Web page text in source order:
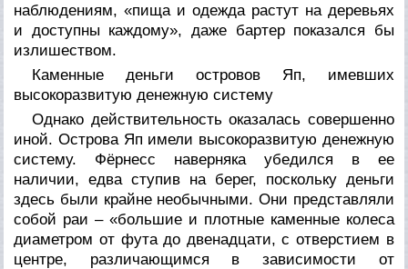
наблюдениям, «пища и одежда растут на деревьях
и доступны каждому», даже бартер показался бы
излишеством.
Каменные деньги островов Яп, имевших
высокоразвитую денежную систему
Однако действительность оказалась совершенно
иной. Острова Яп имели высокоразвитую денежную
систему. Фёрнесс наверняка убедился в ее
наличии, едва ступив на берег, поскольку деньги
здесь были крайне необычными. Они представляли
собой раи – «большие и плотные каменные колеса
диаметром от фута до двенадцати, с отверстием в
центре, различающимся в зависимости от